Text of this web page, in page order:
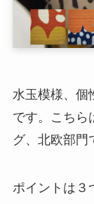
水玉模様、個
です。こちら
グ、北欧部門
ポイントは３